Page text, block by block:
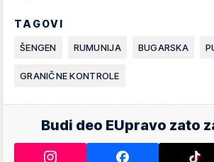
TAGOVI
ŠENGEN RUMUNIJA BUGARSKA
GRANIČNE KONTROLE
Budi deo EUpravo zato